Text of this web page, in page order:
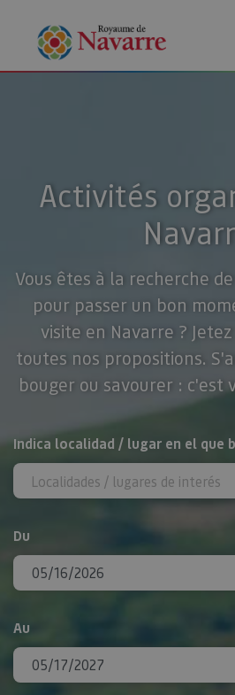
Activités
Vous êtes à la recherche
pour passer un bon
visite en Navarre ?
toutes nos propositions.
bouger ou savourer : c'est
Rechercher
Indica localidad / lugar en el que
Du
Au